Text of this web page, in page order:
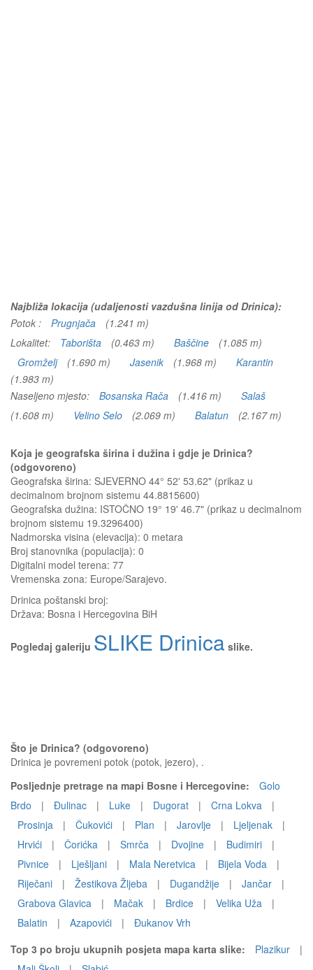
Najbliža lokacija (udaljenosti vazdušna linija od Drinica):
Potok :
Prugnjača
(1.241 m)
Lokalitet:
Taborišta (0.463 m) Baščine
(1.085 m)
Gromželj
(1.690 m) Jasenik (1.968 m)
Karantin
(1.983 m)
Naseljeno mjesto:
Bosanska Rača (1.416 m)
Salaš
(1.608 m)
Velino Selo (2.069 m) Balatun (2.167 m)
Koja je geografska širina i dužina i gdje je Drinica?
(odgovoreno)
Geografska širina: SJEVERNO 44° 52' 53.62" (prikaz u
decimalnom brojnom sistemu 44.8815600)
Geografska dužina: ISTOČNO 19° 19' 46.7" (prikaz u decimalnom
brojnom sistemu 19.3296400)
Nadmorska visina (elevacija): 0 metara
Broj stanovnika (populacija): 0
Digitalni model terena: 77
Vremenska zona: Europe/Sarajevo.
Drinica poštanski broj:
Država: Bosna i Hercegovina BiH
Pogledaj galeriju SLIKE Drinica slike.
Što je Drinica? (odgovoreno)
Drinica je povremeni potok (potok, jezero), .
Posljednje pretrage na mapi Bosne i Hercegovine:
Golo
Brdo
| Đulinac | Luke | Dugorat | Crna Lokva
|
Prosinja
| Čukovići | Plan | Jarovlje | Ljeljenak
|
Hrvići
| Čorićka | Smrča | Dvojine | Budimiri
|
Pivnice
| Lješljani | Mala Neretvica | Bijela Voda
|
Riječani
| Žestikova Žljeba | Dugandžije | Jančar
|
Grabova Glavica
| Mačak | Brdice | Velika Uža
|
Balatin
| Azapovići |
Đukanov Vrh
Top 3 po broju ukupnih posjeta mapa karta slike:
Plazikur
|